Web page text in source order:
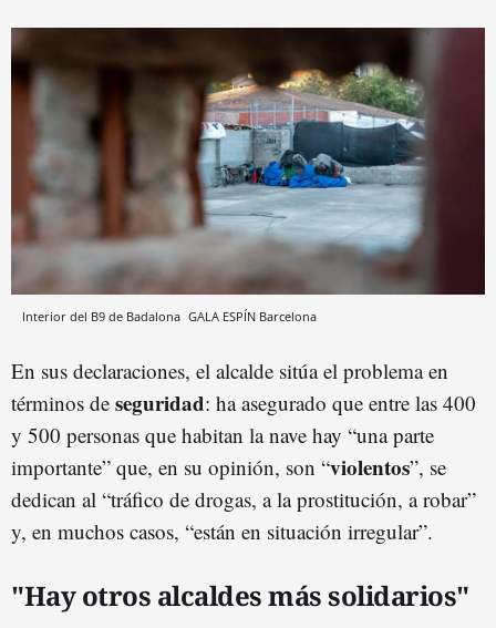
Interior del B9 de Badalona GALA ESPÍN Barcelona
En sus declaraciones, el alcalde sitúa el problema en
términos de seguridad: ha asegurado que entre las 400
y 500 personas que habitan la nave hay “una parte
importante” que, en su opinión, son “violentos”, se
dedican al “tráfico de drogas, a la prostitución, a robar”
y, en muchos casos, “están en situación irregular”.
"Hay otros alcaldes más solidarios"